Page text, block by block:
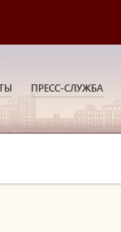
ПРЕСС-СЛУЖБА